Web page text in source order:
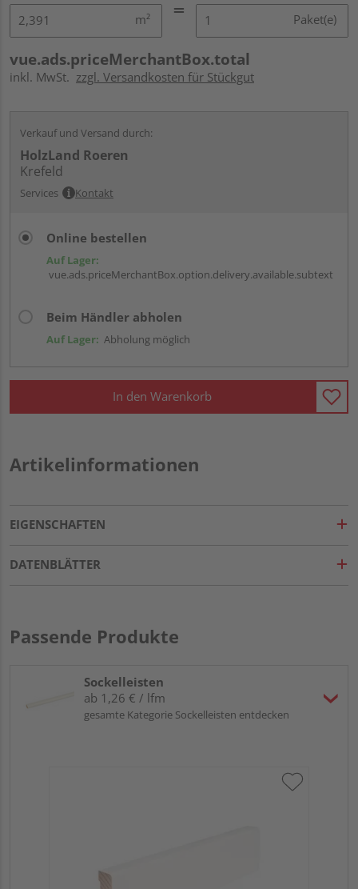
m² Paket(e)
vue.ads.priceMerchantBox.total
inkl. MwSt. zzgl. Versandkosten für Stückgut
Verkauf und Versand durch:
HolzLand Roeren
Krefeld
Services Kontakt
Online bestellen
Auf Lager:
vue.ads.priceMerchantBox.option.delivery.available.subtext
Beim Händler abholen
Auf Lager: Abholung möglich
In den Warenkorb
Artikelinformationen
EIGENSCHAFTEN
DATENBLÄTTER
Passende Produkte
Sockelleisten
ab 1,26 € / lfm
gesamte Kategorie Sockelleisten entdecken